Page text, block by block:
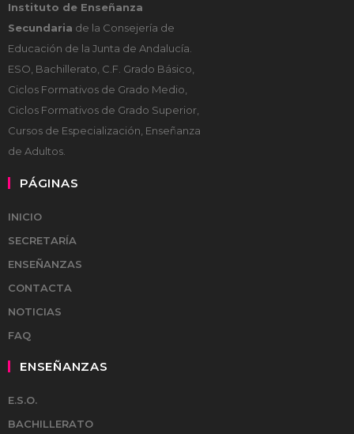
Instituto de Enseñanza
Secundaria de la Consejería de
Educación de la Junta de Andalucía.
ESO, Bachillerato, C.F. Grado Básico,
Ciclos Formativos de Grado Medio,
Ciclos Formativos de Grado Superior,
Cursos de Especialización, Enseñanza
de Adultos.
PÁGINAS
INICIO
SECRETARÍA
ENSEÑANZAS
CONTACTA
NOTICIAS
FAQ
ENSEÑANZAS
E.S.O.
BACHILLERATO